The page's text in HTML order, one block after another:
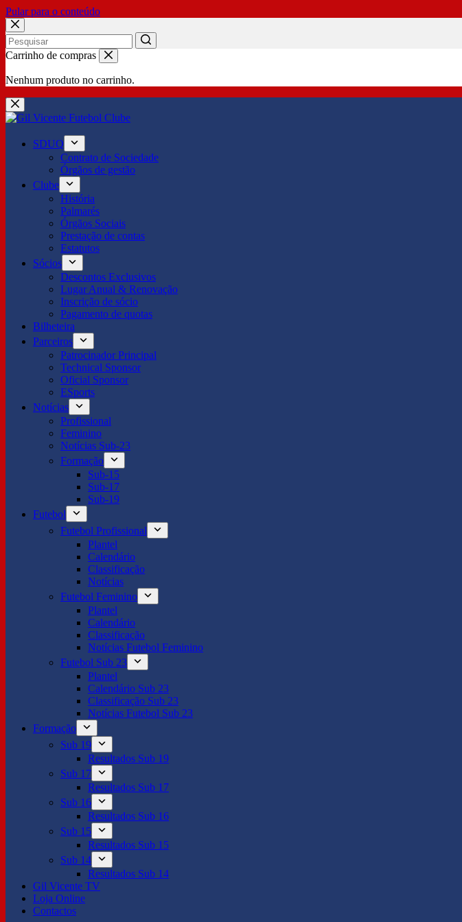
Pular para o conteúdo
No
Carrinho de compras
Nenhum produto no carrinho.
SDUQ
Contrato de Sociedade
Órgãos de gestão
Clube
História
Palmarés
Órgãos Sociais
Prestação de contas
Estatutos
Sócios
Descontos Exclusivos
Lugar Anual & Renovação
Inscrição de sócio
Pagamento de quotas
Bilheteira
Parceiros
Patrocinador Principal
Technical Sponsor
Oficial Sponsor
ESports
Notícias
Profissional
Feminino
Notícias Sub-23
Formação
Sub-15
Sub-17
Sub-19
Futebol
Futebol Profissional
Plantel
Calendário
Classificação
Notícias
Futebol Feminino
Plantel
Calendário
Classificação
Notícias Futebol Feminino
Futebol Sub 23
Plantel
Calendário Sub 23
Classificação Sub 23
Notícias Futebol Sub 23
Formação
Sub 19
Resultados Sub 19
Sub 17
Resultados Sub 17
Sub 16
Resultados Sub 16
Sub 15
Resultados Sub 15
Sub 14
Resultados Sub 14
Gil Vicente TV
Loja Online
Contactos